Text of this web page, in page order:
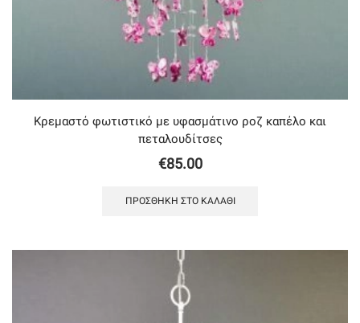
Κρεμαστό φωτιστικό με υφασμάτινο ροζ καπέλο και
πεταλουδίτσες
€85.00
ΠΡΟΣΘΉΚΗ ΣΤΟ ΚΑΛΆΘΙ